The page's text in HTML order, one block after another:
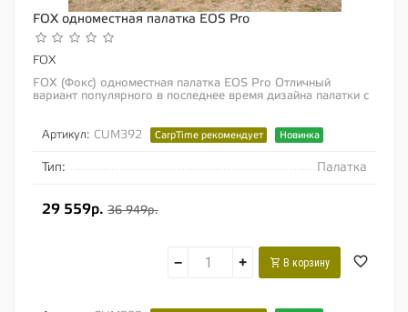
FOX одноместная палатка EOS Pro
FOX
FOX (Фокс) одноместная палатка EOS Pro Отличный
вариант популярного в последнее время дизайна палатки с
Артикул: CUM392 CarpTime рекомендует Новинка
Тип: Палатка
29 559р. 36 949р.
− + В корзину